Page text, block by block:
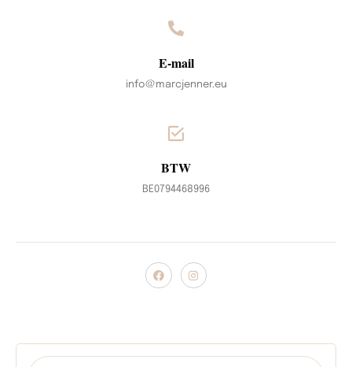
E-mail
info@marcjenner.eu
BTW
BE0794468996